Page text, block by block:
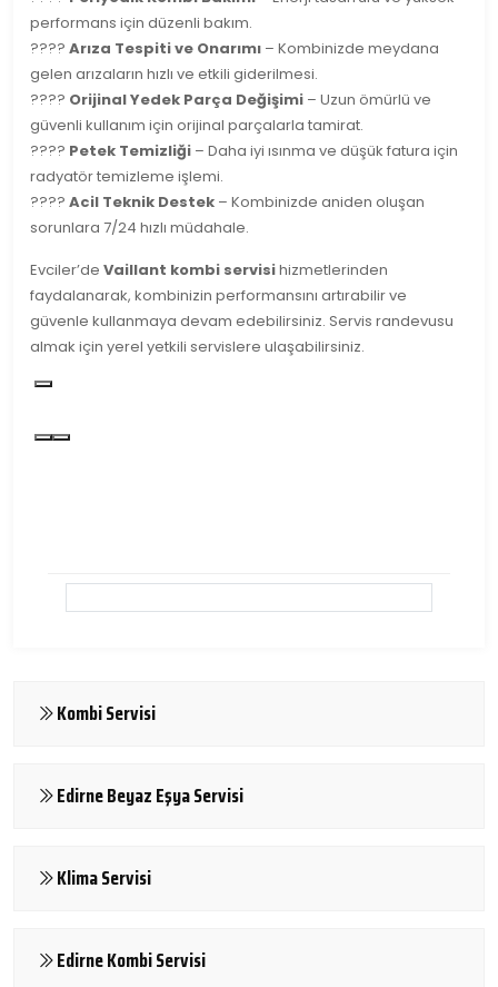
performans için düzenli bakım.
???? Arıza Tespiti ve Onarımı – Kombinizde meydana
gelen arızaların hızlı ve etkili giderilmesi.
???? Orijinal Yedek Parça Değişimi – Uzun ömürlü ve
güvenli kullanım için orijinal parçalarla tamirat.
???? Petek Temizliği – Daha iyi ısınma ve düşük fatura için
radyatör temizleme işlemi.
???? Acil Teknik Destek – Kombinizde aniden oluşan
sorunlara 7/24 hızlı müdahale.
Evciler’de Vaillant kombi servisihizmetlerinden
faydalanarak, kombinizin performansını artırabilir ve
güvenle kullanmaya devam edebilirsiniz. Servis randevusu
almak için yerel yetkili servislere ulaşabilirsiniz.
Kombi Servisi
Edirne Beyaz Eşya Servisi
Klima Servisi
Edirne Kombi Servisi